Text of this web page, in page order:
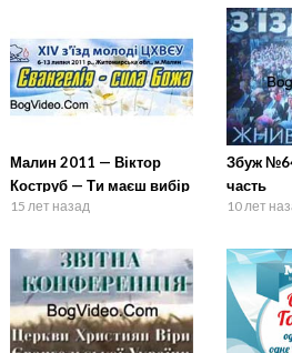
Малин 2011 — Віктор
Коструб — Ти маєш вибір
15 лет назад
Збуж
часть
10 лет